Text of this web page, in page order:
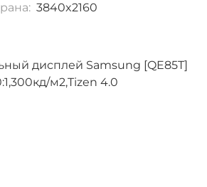
3840x2160
дисплей Samsung [QE85T]
м2,Tizen 4.0